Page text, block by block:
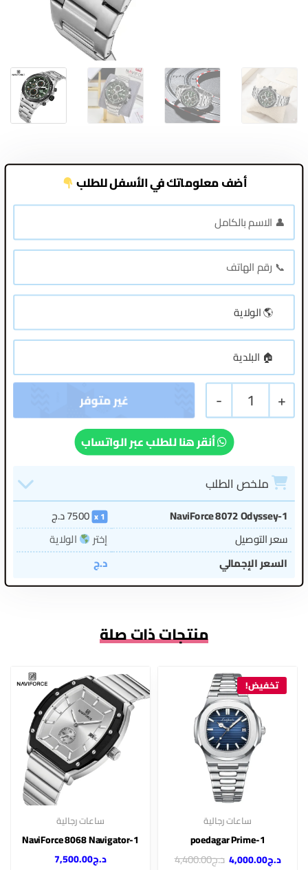
أضف معلوماتك في الأسفل للطلب
+
1
-
أنقر هنا للطلب عبر الواتساب
ملخص الطلب
NaviForce 8072 Odyssey-1
1
7500د.ج
سعر التوصيل
إختر
الولاية
السعر الإجمالي
د.ج
منتجات ذات صلة
تخفيض!
ساعات رجالية
poedagar Prime-1
د.ج4,000.00 د.ج4,400.00
ساعات رجالية
NaviForce 8068 Navigator-1
د.ج7,500.00